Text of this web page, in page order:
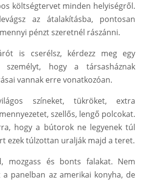
költségtervet minden helyiségről.
az átalakításba, pontosan
pénzt szeretnél rászánni.
is cserélsz, kérdezz meg egy
személyt, hogy a társasháznak
vannak erre vonatkozóan.
színeket, tükröket, extra
szellős, lengő polcokat.
hogy a bútorok ne legyenek túl
ezek túlzottan uralják majd a teret.
mozgass és bonts falakat. Nem
a panelban az amerikai konyha, de